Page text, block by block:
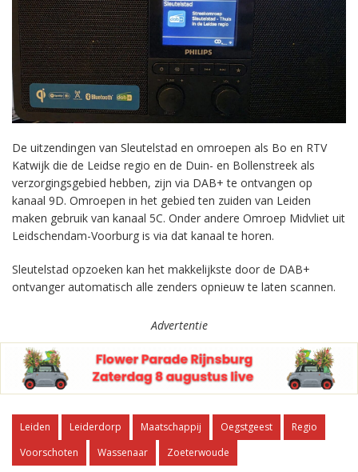
De uitzendingen van Sleutelstad en omroepen als Bo en RTV
Katwijk die de Leidse regio en de Duin- en Bollenstreek als
verzorgingsgebied hebben, zijn via DAB+ te ontvangen op
kanaal 9D. Omroepen in het gebied ten zuiden van Leiden
maken gebruik van kanaal 5C. Onder andere Omroep Midvliet uit
Leidschendam-Voorburg is via dat kanaal te horen.
Sleutelstad opzoeken kan het makkelijkste door de DAB+
ontvanger automatisch alle zenders opnieuw te laten scannen.
Advertentie
Leiden Leiderdorp Maatschappij Oegstgeest
Regio
Voorschoten
Wassenaar Zoeterwoude